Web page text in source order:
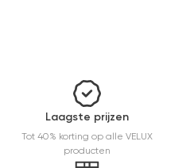
Laagste prijzen
Tot 40% korting op alle VELUX
producten